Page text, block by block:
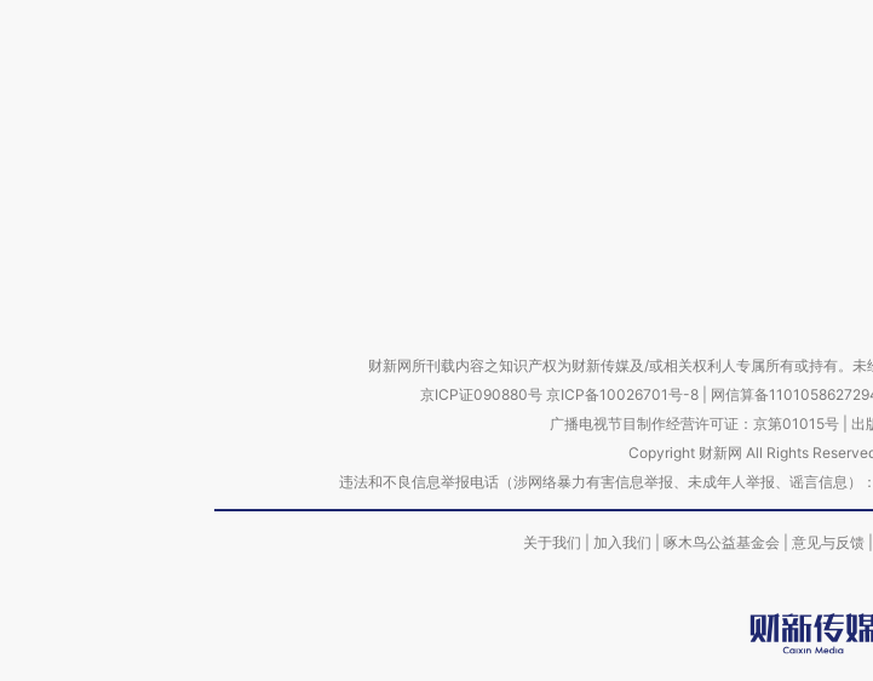
财新网所刊载内容之知识产权为财新传媒及/或相关权利人专属所有或持有。
京ICP证090880号 京ICP备10026701号-8 网信算备
广播电视节目制作经营许可证：京第01015号| 出
Copyright 财新网 All Rights
违法和不良信息举报电话（涉网络暴力有害信息举报、未成年人举报、谣言信
关于我们 加入我们 啄木鸟公益基金会 意见与反馈